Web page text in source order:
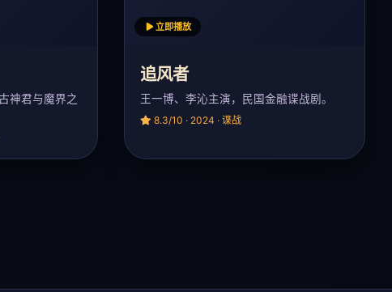
神君与魔界之
立即播放
追风者
王一博、李沁主演，民国金融谍战剧。
8.3/10 · 2024 · 谍战